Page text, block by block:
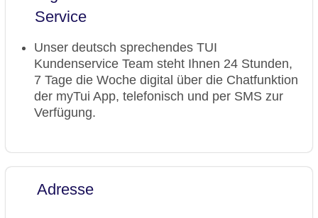
Service
Unser deutsch sprechendes TUI
Kundenservice Team steht Ihnen 24 Stunden,
7 Tage die Woche digital über die Chatfunktion
der myTui App, telefonisch und per SMS zur
Verfügung.
Adresse